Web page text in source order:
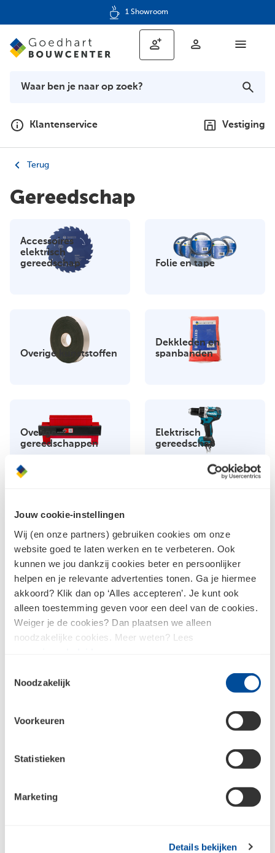
Jouw cookie-instellingen
Wij (en onze partners) gebruiken cookies om onze
website goed te laten werken en te verbeteren. Ook
kunnen we jou dankzij cookies beter en persoonlijker
helpen en je relevante advertenties tonen. Ga je hiermee
akkoord? Klik dan op ‘Alles accepteren’. Je kunt ook
alleen toestemming geven voor een deel van de cookies.
Weiger je de cookies? Dan plaatsen we alleen
noodzakelijke cookies. Meer weten? Lees
Noodzakelijk
Voorkeuren
Statistieken
Marketing
Details bekijken
1 Showroom
Klantenservice Vestiging
Terug
Gereedschap
Accessoires
elektrisch
gereedschap
Folie en tape
Overige kunststoffen
Dekkleden en
spanbanden
Overige
gereedschappen
Elektrisch
gereedschap
Handgereedschap
gereedschap
Klimmateriaal en
steigers
Meetgereedschap
Opbergsystemen
Meld je aan voor de nieuwsbrief en
blijf op de hoogte